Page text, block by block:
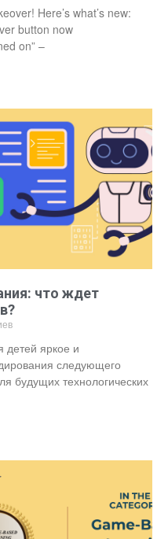
Here’s what’s new:
button now
on” –
что ждет
яркое и
следующего
будущих технологических